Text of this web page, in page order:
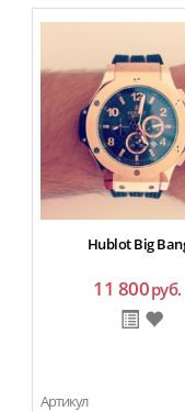
Hublot Big
11 800руб.
Артикул